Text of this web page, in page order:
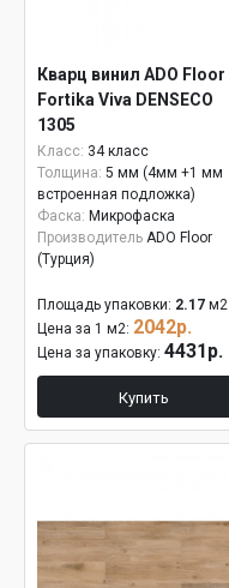
Кварц винил ADO Floor
Fortika Viva DENSECO
1305
Класс: 34 класс
Толщина: 5 мм (4мм +1 мм
встроенная подложка)
Фаска: Микрофаска
Производитель ADO Floor
(Турция)
Площадь упаковки: 2.17 м2
Цена за 1 м2: 2042р.
Цена за упаковку: 4431р.
Купить